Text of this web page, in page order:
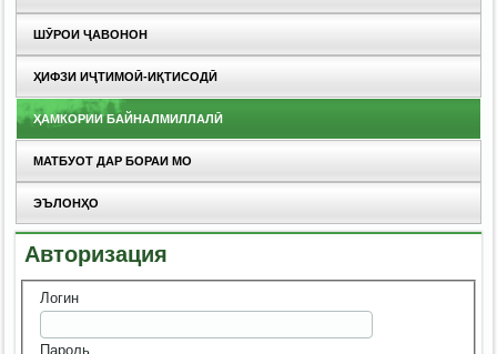
ШӮРОИ ҶАВОНОН
ҲИФЗИ ИҶТИМОӢ-ИҚТИСОДӢ
ҲАМКОРИИ БАЙНАЛМИЛЛАЛӢ
МАТБУОТ ДАР БОРАИ МО
ЭЪЛОНҲО
Авторизация
Логин
Пароль